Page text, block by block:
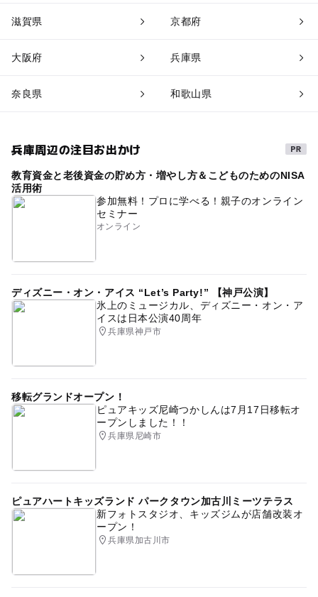
滋賀県 京都府
大阪府 兵庫県
奈良県 和歌山県
兵庫周辺の注目お出かけ
教育資金と老後資金の貯め方・増やし方＆こどものためのNISA
活用術
参加無料！プロに学べる！親子のオンライン
セミナー
オンライン
ディズニー・オン・アイス “Let’s Party!” 【神戸公演】
氷上のミュージカル、ディズニー・オン・ア
イスは日本公演40周年
兵庫県神戸市
移転グランドオープン！
ピュアキッズ尼崎つかしんは7月17日移転オ
ープンしました！！
兵庫県尼崎市
ピュアハートキッズランド パークタウン加古川ミーツテラス
新フォトスタジオ、キッズジムが店舗改装オ
ープン！
兵庫県加古川市